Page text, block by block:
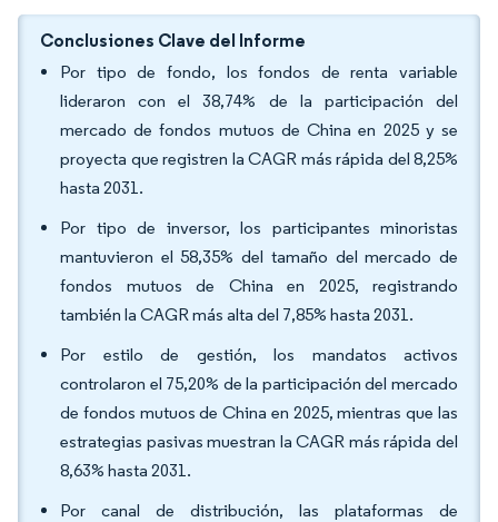
Conclusiones Clave del Informe
Por tipo de fondo, los fondos de renta variable
lideraron con el 38,74% de la participación del
mercado de fondos mutuos de China en 2025 y se
proyecta que registren la CAGR más rápida del 8,25%
hasta 2031.
Por tipo de inversor, los participantes minoristas
mantuvieron el 58,35% del tamaño del mercado de
fondos mutuos de China en 2025, registrando
también la CAGR más alta del 7,85% hasta 2031.
Por estilo de gestión, los mandatos activos
controlaron el 75,20% de la participación del mercado
de fondos mutuos de China en 2025, mientras que las
estrategias pasivas muestran la CAGR más rápida del
8,63% hasta 2031.
Por canal de distribución, las plataformas de